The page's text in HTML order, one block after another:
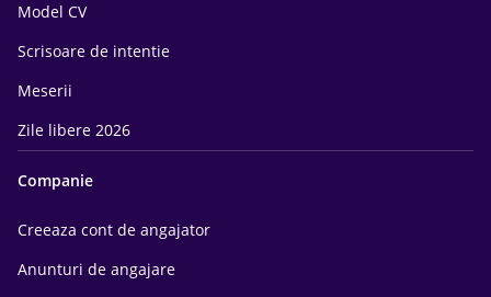
Model CV
Scrisoare de intentie
Meserii
Zile libere 2026
Companie
Creeaza cont de angajator
Anunturi de angajare